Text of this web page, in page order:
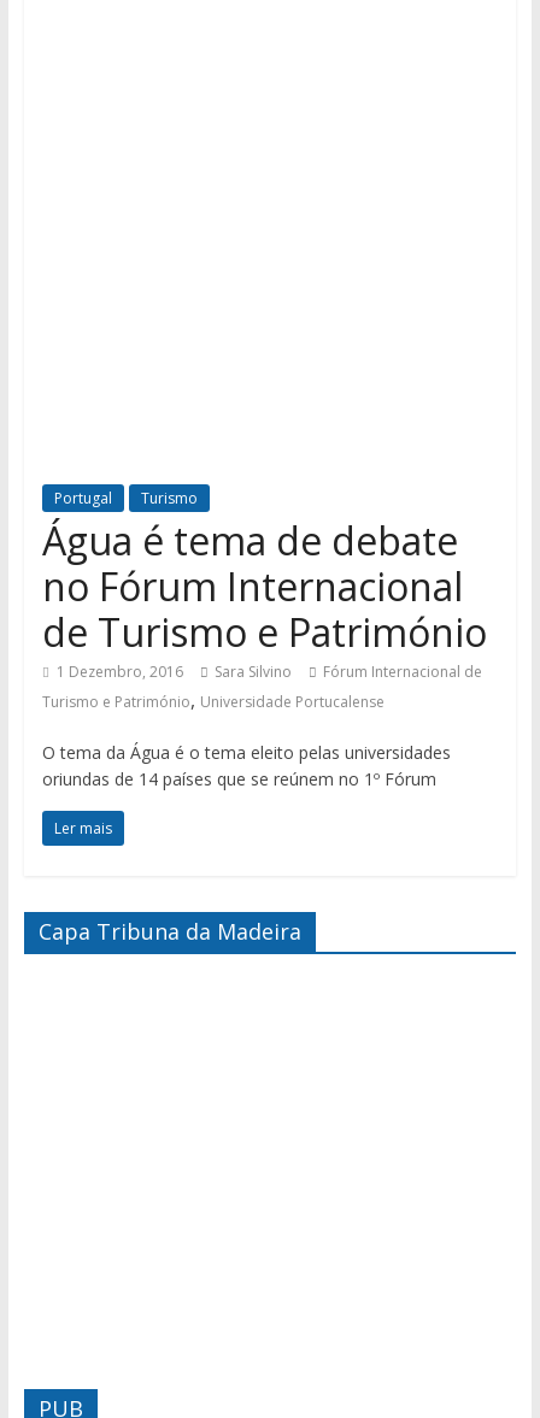
Portugal Turismo
Água é tema de debate
no Fórum Internacional
de Turismo e Património
1 Dezembro, 2016 Sara Silvino
Fórum Internacional de
Turismo e Património, Universidade Portucalense
O tema da Água é o tema eleito pelas universidades
oriundas de 14 países que se reúnem no 1º Fórum
Ler mais
Capa Tribuna da Madeira
PUB